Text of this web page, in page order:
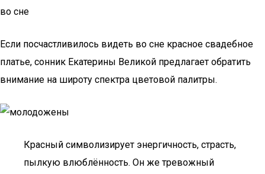
во сне
Если посчастливилось видеть во сне красное свадебное
платье, сонник Екатерины Великой предлагает обратить
внимание на широту спектра цветовой палитры.
Красный символизирует энергичность, страсть,
пылкую влюблённость. Он же тревожный